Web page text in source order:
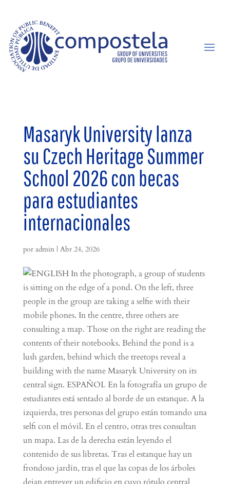
Masaryk University lanza
su Czech Heritage Summer
School 2026 con becas
para estudiantes
internacionales
por admin| Abr 24, 2026